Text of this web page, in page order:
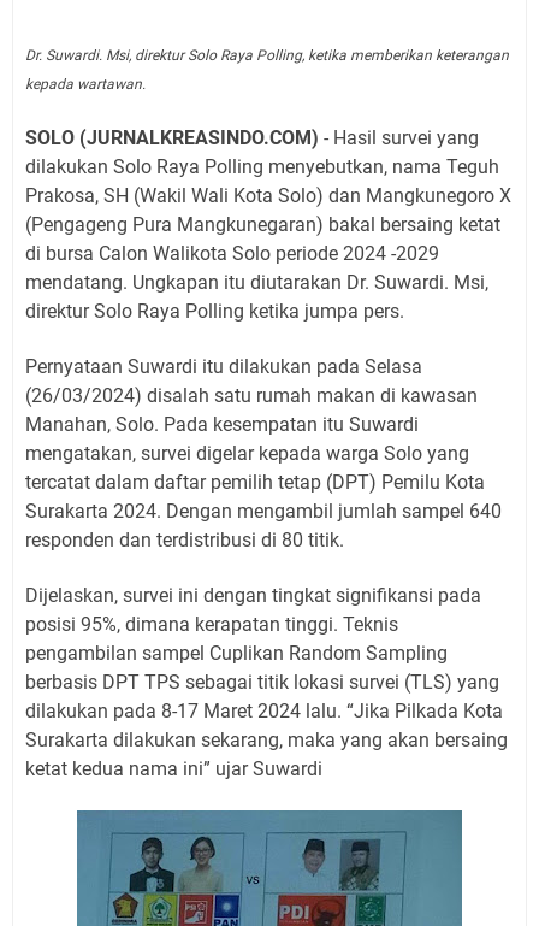
Dr. Suwardi. Msi, direktur Solo Raya Polling, ketika memberikan keterangan
kepada wartawan.
SOLO (JURNALKREASINDO.COM) - Hasil survei yang
dilakukan Solo Raya Polling menyebutkan, nama Teguh
Prakosa, SH (Wakil Wali Kota Solo) dan Mangkunegoro X
(Pengageng Pura Mangkunegaran) bakal bersaing ketat
di bursa Calon Walikota Solo periode 2024 -2029
mendatang. Ungkapan itu diutarakan Dr. Suwardi. Msi,
direktur Solo Raya Polling ketika jumpa pers.
Pernyataan Suwardi itu dilakukan pada Selasa
(26/03/2024) disalah satu rumah makan di kawasan
Manahan, Solo. Pada kesempatan itu Suwardi
mengatakan, survei digelar kepada warga Solo yang
tercatat dalam daftar pemilih tetap (DPT) Pemilu Kota
Surakarta 2024. Dengan mengambil jumlah sampel 640
responden dan terdistribusi di 80 titik.
Dijelaskan, survei ini dengan tingkat signifikansi pada
posisi 95%, dimana kerapatan tinggi. Teknis
pengambilan sampel Cuplikan Random Sampling
berbasis DPT TPS sebagai titik lokasi survei (TLS) yang
dilakukan pada 8-17 Maret 2024 lalu. “Jika Pilkada Kota
Surakarta dilakukan sekarang, maka yang akan bersaing
ketat kedua nama ini” ujar Suwardi